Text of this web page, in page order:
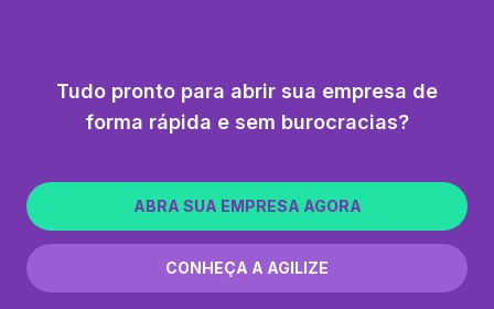
Tudo pronto para abrir sua empresa de
forma rápida e sem burocracias?
ABRA SUA EMPRESA AGORA
CONHEÇA A AGILIZE